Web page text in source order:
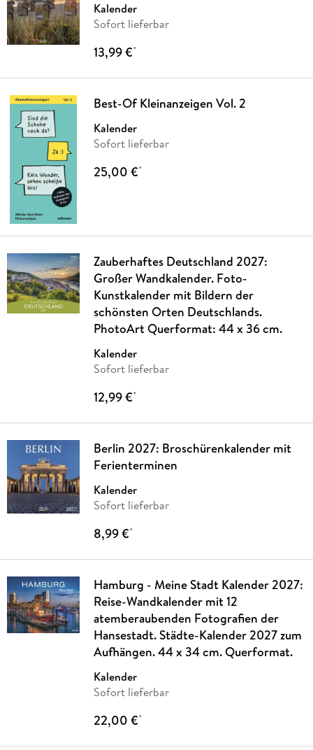
Kalender
Sofort lieferbar
13,99 €*
Best-Of Kleinanzeigen Vol. 2
Kalender
Sofort lieferbar
25,00 €*
Zauberhaftes Deutschland 2027:
Großer Wandkalender. Foto-
Kunstkalender mit Bildern der
schönsten Orten Deutschlands.
PhotoArt Querformat: 44 x 36 cm.
Kalender
Sofort lieferbar
12,99 €*
Berlin 2027: Broschürenkalender mit
Ferienterminen
Kalender
Sofort lieferbar
8,99 €*
Hamburg - Meine Stadt Kalender 2027:
Reise-Wandkalender mit 12
atemberaubenden Fotografien der
Hansestadt. Städte-Kalender 2027 zum
Aufhängen. 44 x 34 cm. Querformat.
Kalender
Sofort lieferbar
22,00 €*